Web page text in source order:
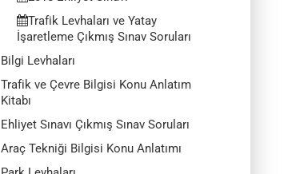
Trafik Levhaları ve Yatay
İşaretleme Çıkmış Sınav Soruları
Bilgi Levhaları
Trafik ve Çevre Bilgisi Konu Anlatım
Kitabı
Ehliyet Sınavı Çıkmış Sınav Soruları
Araç Tekniği Bilgisi Konu Anlatımı